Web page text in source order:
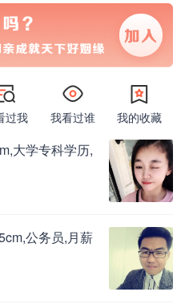
过我 我看过谁 我的收藏
,大学专科学历,
,公务员,月薪